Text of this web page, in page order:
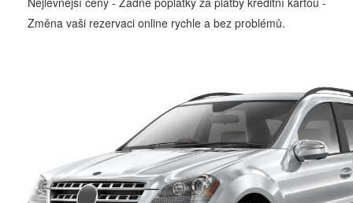
Změna vaši rezervaci online rychle a bez problémů.